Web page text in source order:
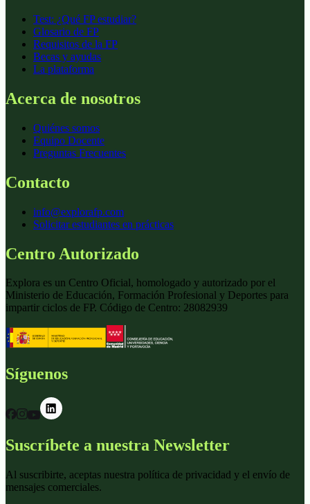
Test: ¿Qué FP estudiar?
Glosario de FP
Requisitos de la FP
Becas y ayudas
La plataforma
Acerca de nosotros
Quiénes somos
Equipo Docente
Preguntas Frecuentes
Contacto
info@explorafp.com
Solicitar estudiantes en prácticas
Centro Autorizado
Explora es un Centro Oficial, homologado y autorizado por el
Ministerio de Educación, Formación Profesional y Deportes para
impartir ciclos de FP. Código de Centro: 28082939
Síguenos
Suscríbete a nuestra Newsletter
Al suscribirte, aceptas nuestra política de privacidad y el envío de
mensajes comerciales.